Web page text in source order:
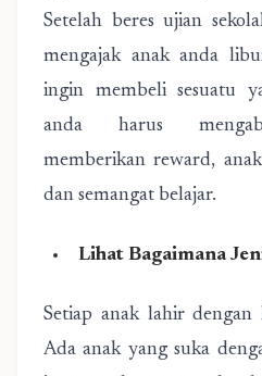
Setelah beres ujian
mengajak anak anda
ingin membeli sesuatu
anda harus
memberikan reward,
dan semangat belajar.
Lihat Bagaimana
Setiap anak lahir dengan
Ada anak yang suka